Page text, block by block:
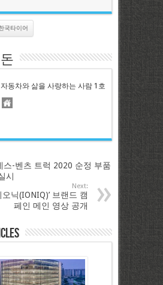
국타이어
자동차와 삶을 사랑하는 사람 1호
스-벤츠 트럭 2020 순정 부품
시
Next:
닉(IONIQ)’ 브랜드 캠
페인 메인 영상 공개